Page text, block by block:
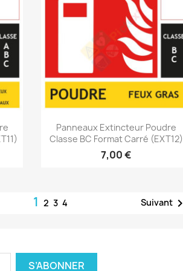
Aperçu rapide
Panneaux Extincteur Poudre
Classe BC Format Carré (EXT12)
7,00 €
1 2 3 4 Suivant